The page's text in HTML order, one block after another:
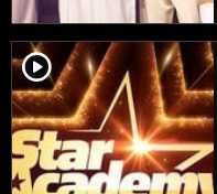
player2